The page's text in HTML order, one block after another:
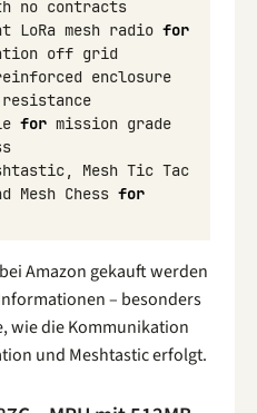
no contracts
LoRa mesh radio for
off grid
enclosure
resistance
for mission grade
, Mesh Tic Tac
Mesh Chess for
Amazon gekauft werden
– besonders
wie die Kommunikation
und Meshtastic erfolgt.